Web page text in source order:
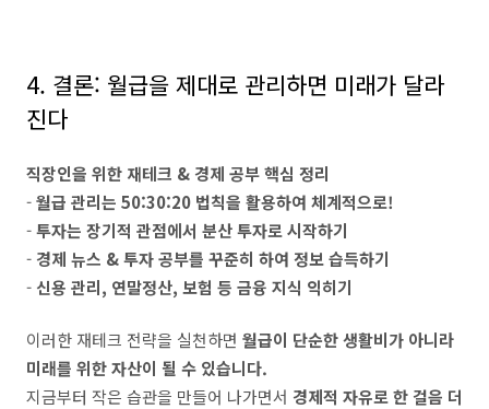
4. 결론: 월급을 제대로 관리하면 미래가 달라
진다
직장인을 위한 재테크 & 경제 공부 핵심 정리
-월급 관리는 50:30:20 법칙을 활용하여 체계적으로!
-투자는 장기적 관점에서 분산 투자로 시작하기
- 경제 뉴스 & 투자 공부를 꾸준히 하여 정보 습득하기
- 신용 관리, 연말정산, 보험 등 금융 지식 익히기
이러한 재테크 전략을 실천하면 월급이 단순한 생활비가 아니라
미래를 위한 자산이 될 수 있습니다.
지금부터 작은 습관을 만들어 나가면서 경제적 자유로 한 걸음 더